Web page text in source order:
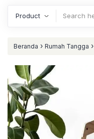
Beranda › Rumah Tangga ›